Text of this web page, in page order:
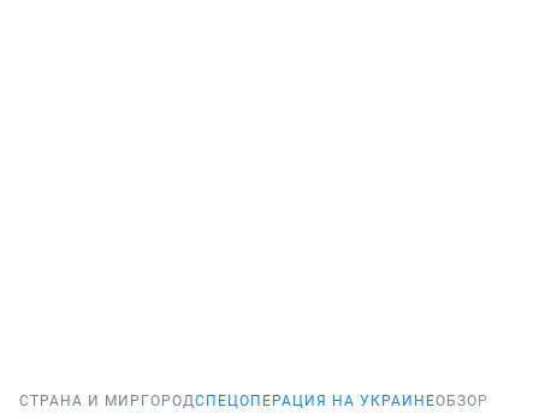
СТРАНА И МИР ГОРОДСПЕЦОПЕРАЦИЯ НА УКРАИНЕОБЗОР